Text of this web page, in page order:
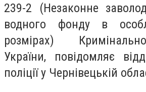
239-2 (Незаконне
водного фонду в
розмірах)
України, повідомляє
поліції у Чернівецькій